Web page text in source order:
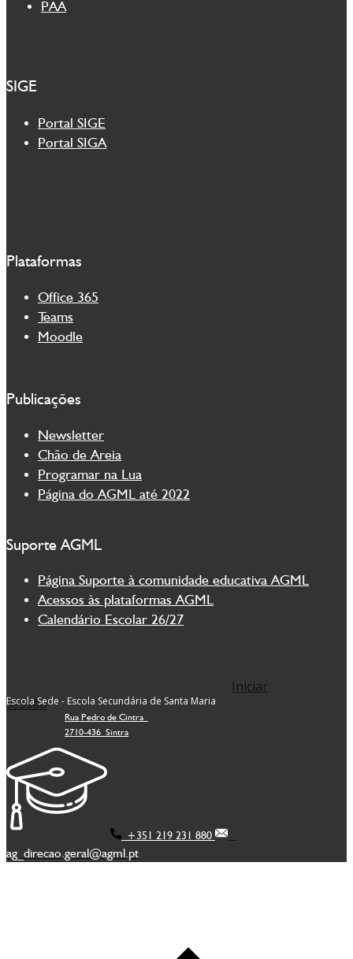
PAA
SIGE
Portal SIGE
Portal SIGA
Plataformas
Office 365
Teams
Moodle
Publicações
Newsletter
Chão de Areia
Programar na Lua
Página do AGML até 2022
Suporte AGML
Página Suporte à comunidade educativa AGML
Acessos às plataformas AGML
Calendário Escolar 26/27
Iniciar
sessão
Escola Sede - Escola Secundária de Santa Maria
Rua Pedro de Cintra
2710-436 Sintra
+351 219 231 880
ag_direcao.geral@agml.pt